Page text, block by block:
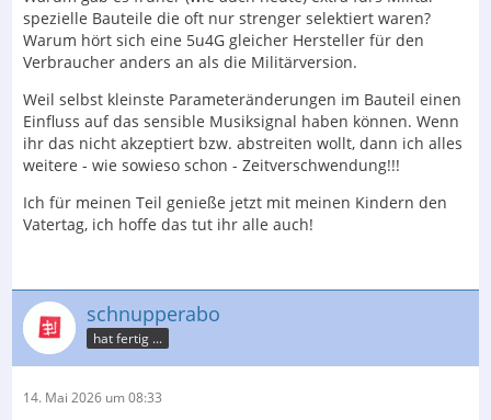
spezielle Bauteile die oft nur strenger selektiert waren?
Warum hört sich eine 5u4G gleicher Hersteller für den
Verbraucher anders an als die Militärversion.
Weil selbst kleinste Parameteränderungen im Bauteil einen
Einfluss auf das sensible Musiksignal haben können. Wenn
ihr das nicht akzeptiert bzw. abstreiten wollt, dann ich alles
weitere - wie sowieso schon - Zeitverschwendung!!!
Ich für meinen Teil genieße jetzt mit meinen Kindern den
Vatertag, ich hoffe das tut ihr alle auch!
schnupperabo
hat fertig ...
14. Mai 2026 um 08:33